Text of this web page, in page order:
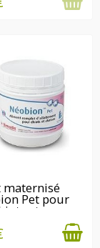
STOCK
maternisé
Pet pour
et...